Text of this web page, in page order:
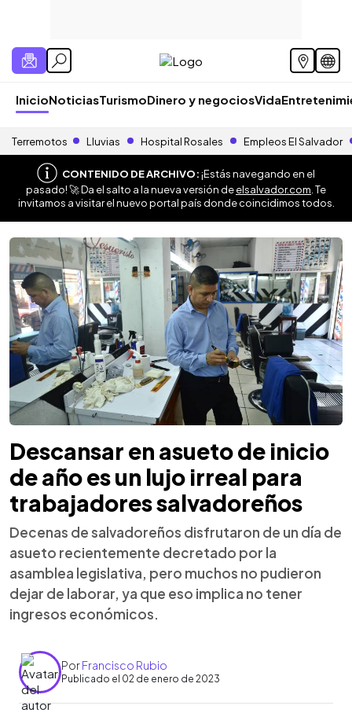
InicioNoticiasTurismoDinero y negociosVida
Terremotos Lluvias Hospital Rosales Empleos El Salvador
CONTENIDO DE ARCHIVO:¡Estás navegando en el
pasado! 🚀 Da el salto a la nueva versión deelsalvador.com . Te
invitamos a visitar el nuevo portal país donde coincidimos todos.
Descansar en asueto de inicio
de año es un lujo irreal para
trabajadores salvadoreños
Decenas de salvadoreños disfrutaron de un día de
asueto recientemente decretado por la
asamblea legislativa, pero muchos no pudieron
dejar de laborar, ya que eso implica no tener
ingresos económicos.
PorFrancisco Rubio
Publicado el 02 de enero de 2023